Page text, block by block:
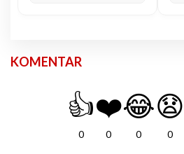
KOMENTAR
👍
0
❤️
0
😂
0
😧
0